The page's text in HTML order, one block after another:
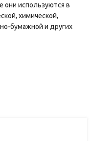
они используются в
химической,
бумажной и других